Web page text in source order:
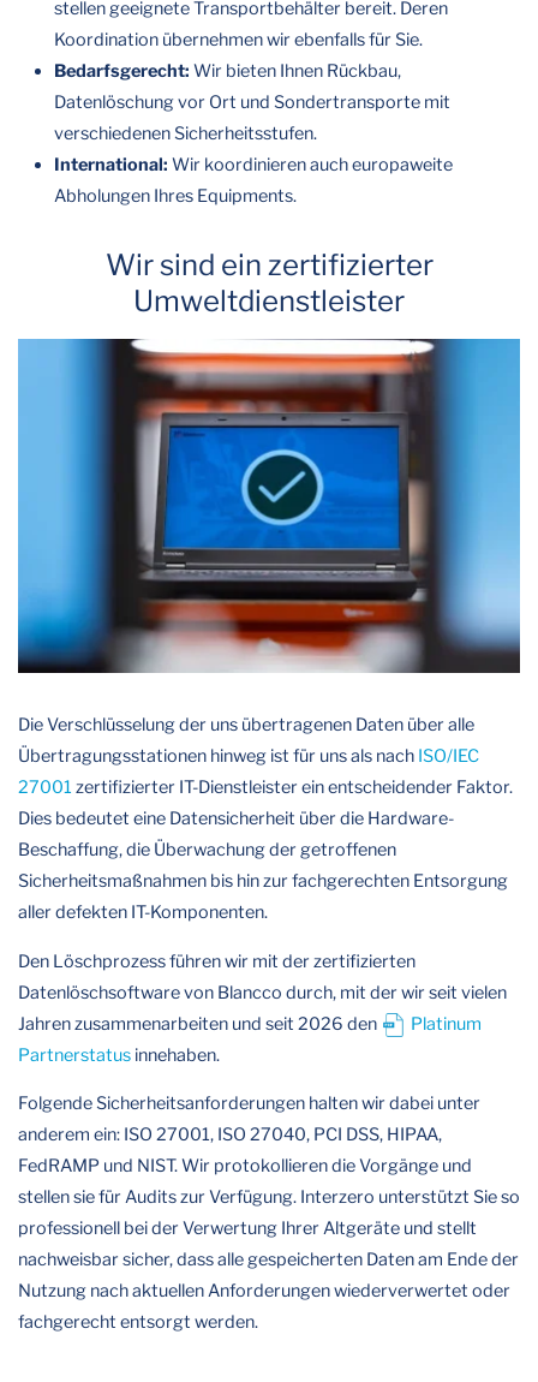
stellen geeignete Transportbehälter bereit. Deren
Koordination übernehmen wir ebenfalls für Sie.
Bedarfsgerecht: Wir bieten Ihnen Rückbau,
Datenlöschung vor Ort und Sondertransporte mit
verschiedenen Sicherheitsstufen.
International: Wir koordinieren auch europaweite
Abholungen Ihres Equipments.
Wir sind ein zertifizierter
Umweltdienstleister
Die Verschlüsselung der uns übertragenen Daten über alle
Übertragungsstationen hinweg ist für uns als nach ISO/IEC
27001 zertifizierter IT-Dienstleister ein entscheidender Faktor.
Dies bedeutet eine Datensicherheit über die Hardware-
Beschaffung, die Überwachung der getroffenen
Sicherheitsmaßnahmen bis hin zur fachgerechten Entsorgung
aller defekten IT-Komponenten.
Den Löschprozess führen wir mit der zertifizierten
Datenlöschsoftware von Blancco durch, mit der wir seit vielen
Jahren zusammenarbeiten und seit 2026 den
Platinum
Partnerstatus innehaben.
Folgende Sicherheitsanforderungen halten wir dabei unter
anderem ein: ISO 27001, ISO 27040, PCI DSS, HIPAA,
FedRAMP und NIST. Wir protokollieren die Vorgänge und
stellen sie für Audits zur Verfügung. Interzero unterstützt Sie so
professionell bei der Verwertung Ihrer Altgeräte und stellt
nachweisbar sicher, dass alle gespeicherten Daten am Ende der
Nutzung nach aktuellen Anforderungen wiederverwertet oder
fachgerecht entsorgt werden.